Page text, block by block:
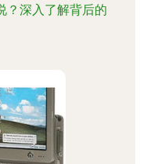
？深入了解背后的